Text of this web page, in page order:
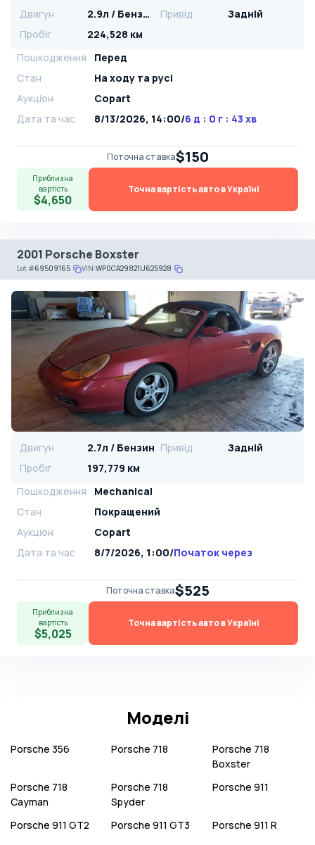
Двигун 2.9л / Бензин Привід
Задній
Пробіг
224,528 км
Пошкодження
Перед
Стан
На ​​ходу та русі
Аукціон
Copart
Дата та час
8/13/2026, 14:00/6 д : 0 г : 43 хв
Поточна ставка$150
Приблизна
вартість
$4,650
Точна вартість авто в Україні
2001 Porsche Boxster
Lot#69509165 VIN:WP0CA29821U625928
Двигун 2.7л / Бензин Привід
Задній
Пробіг
197,779 км
Пошкодження
Mechanical
Стан
Покращений
Аукціон
Copart
Дата та час
8/7/2026, 1:00/Початок через
Поточна ставка$525
Приблизна
вартість
$5,025
Точна вартість авто в Україні
Моделі
Porsche 356 Porsche 718 Porsche 718
Boxster
Porsche 718
Cayman
Porsche 718
Spyder
Porsche 911
Porsche 911 GT2 Porsche 911 GT3 Porsche 911 R